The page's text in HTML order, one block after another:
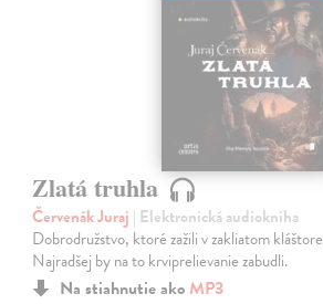
Zlatá truhla
Červenák Juraj | Elektronická audiokniha
Dobrodružstvo, ktoré zažili v zakliatom
Najradšej by na to krviprelievanie zabudli.
Na stiahnutie ako MP3